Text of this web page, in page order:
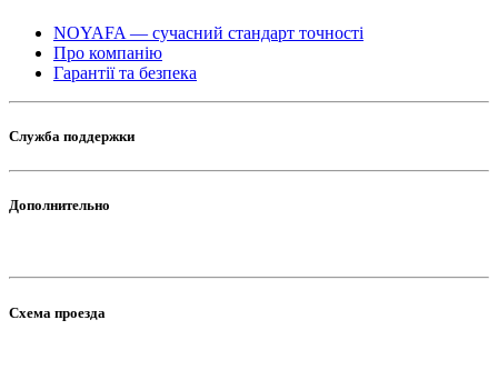
NOYAFA — сучасний стандарт точності
Про компанію
Гарантії та безпека
Служба поддержки
Дополнительно
Схема проезда